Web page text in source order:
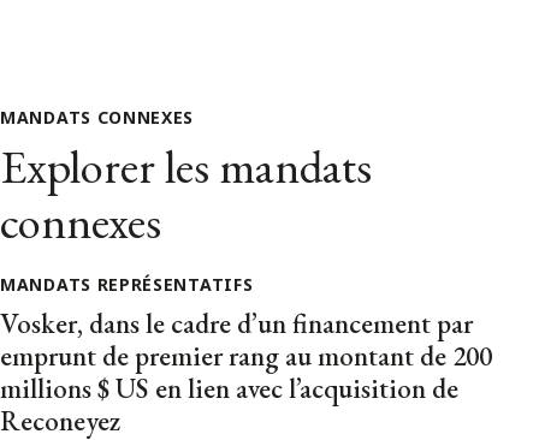
MANDATS CONNEXES
Explorer les mandats
connexes
MANDATS REPRÉSENTATIFS
Vosker, dans le cadre d’un financement par
emprunt de premier rang au montant de 200
millions $ US en lien avec l’acquisition de
Reconeyez